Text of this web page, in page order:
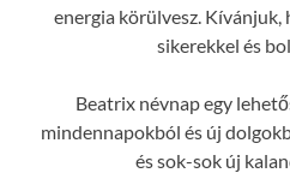
energia körülvesz. Kívánjuk,
sikerekkel és
Beatrix névnap egy
mindennapokból és új
és sok-sok új